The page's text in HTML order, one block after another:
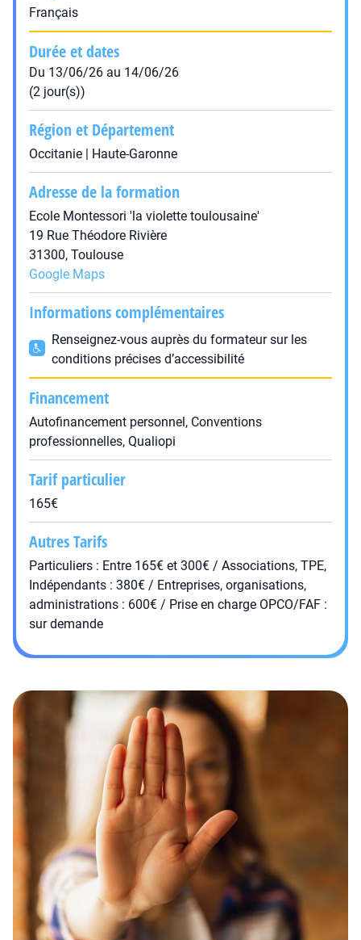
Français
Durée et dates
Du 13/06/26 au 14/06/26
(2 jour(s))
Région et Département
Occitanie | Haute-Garonne
Adresse de la formation
Ecole Montessori 'la violette toulousaine'
19 Rue Théodore Rivière
31300, Toulouse
Google Maps
Informations complémentaires
Renseignez-vous auprès du formateur sur les
conditions précises d’accessibilité
Financement
Autofinancement personnel, Conventions
professionnelles, Qualiopi
Tarif particulier
165€
Autres Tarifs
Particuliers : Entre 165€ et 300€ / Associations, TPE,
Indépendants : 380€ / Entreprises, organisations,
administrations : 600€ / Prise en charge OPCO/FAF :
sur demande